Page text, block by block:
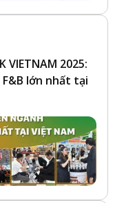
VIETNAM 2025:
lớn nhất tại